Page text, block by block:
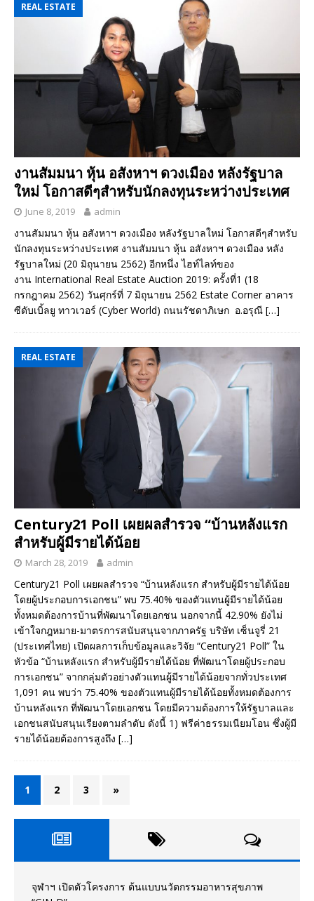
REAL ESTATE
งานสัมมนา หุ้น อสังหาฯ ดวงเมือง หลังรัฐบาล
ใหม่ โอกาสดีๆสำหรับนักลงทุนระหว่างประเทศ
June 8, 2019 admin
งานสัมมนา หุ้น อสังหาฯ ดวงเมือง หลังรัฐบาลใหม่ โอกาสดีๆสำหรับ
นักลงทุนระหว่างประเทศ งานสัมมนา หุ้น อสังหาฯ ดวงเมือง หลัง
รัฐบาลใหม่ (20 มิถุนายน 2562) อีกหนึ่ง ไฮท์ไลท์ของ
งาน International Real Estate Auction 2019: ครั้งที่1 (18
กรกฎาคม 2562) วันศุกร์ที่ 7 มิถุนายน 2562 Estate Corner อาคาร
ซีดับเบิ้ลยู ทาวเวอร์ (Cyber World) ถนนรัชดาภิเษก อ.อรุณี […]
REAL ESTATE
Century21 Poll เผยผลสำรวจ “บ้านหลังแรก
สำหรับผู้มีรายได้น้อย
March 28, 2019 admin
Century21 Poll เผยผลสำรวจ “บ้านหลังแรก สำหรับผู้มีรายได้น้อย
โดยผู้ประกอบการเอกชน” พบ 75.40% ของตัวแทนผู้มีรายได้น้อย
ทั้งหมดต้องการบ้านที่พัฒนาโดยเอกชน นอกจากนี้ 42.90% ยังไม่
เข้าใจกฎหมาย-มาตรการสนับสนุนจากภาครัฐ บริษัท เซ็นจูรี่ 21
(ประเทศไทย) เปิดผลการเก็บข้อมูลและวิจัย “Century21 Poll” ใน
หัวข้อ “บ้านหลังแรก สำหรับผู้มีรายได้น้อย ที่พัฒนาโดยผู้ประกอบ
การเอกชน” จากกลุ่มตัวอย่างตัวแทนผู้มีรายได้น้อยจากทั่วประเทศ
1,091 คน พบว่า 75.40% ของตัวแทนผู้มีรายได้น้อยทั้งหมดต้องการ
บ้านหลังแรก ที่พัฒนาโดยเอกชน โดยมีความต้องการให้รัฐบาลและ
เอกชนสนับสนุนเรียงตามลำดับ ดังนี้ 1) ฟรีค่าธรรมเนียมโอน ซึ่งผู้มี
รายได้น้อยต้องการสูงถึง […]
1 2 3 »
จุฬาฯ เปิดตัวโครงการ ต้นแบบนวัตกรรมอาหารสุขภาพ